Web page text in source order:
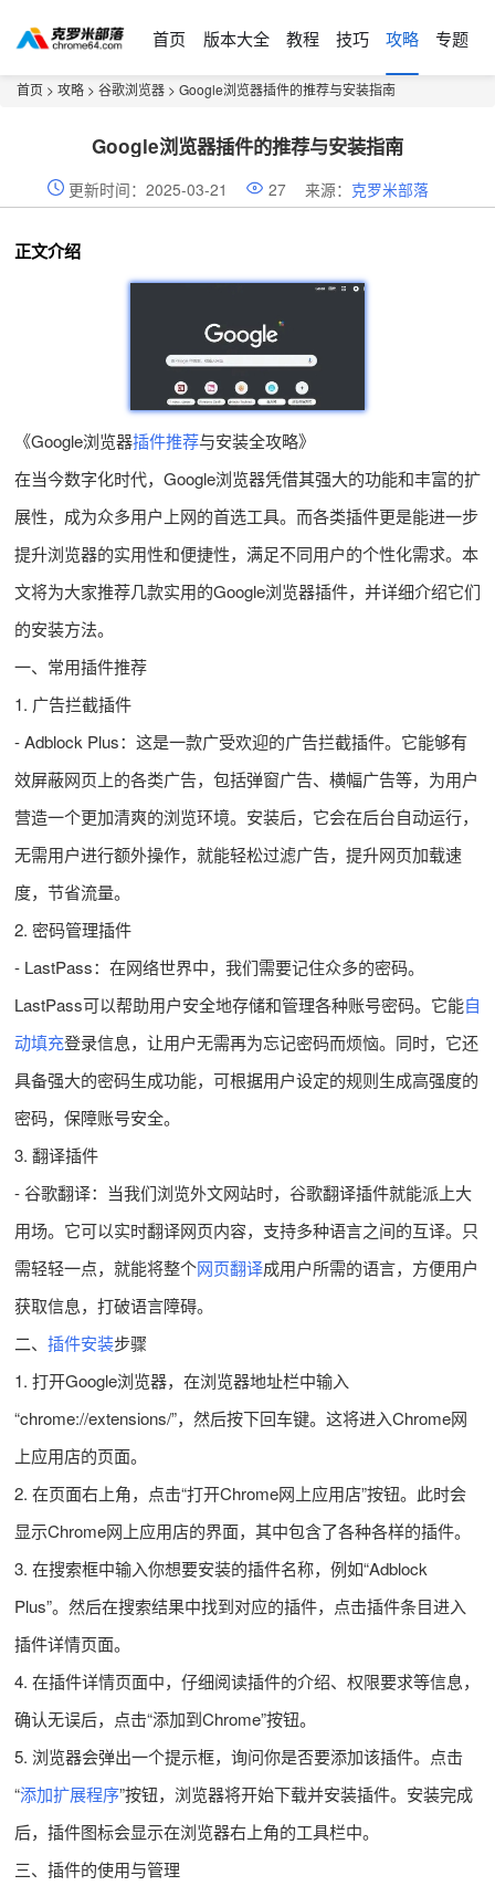
首页 版本大全 教程 技巧 攻略 专题
首页 > 攻略 > 谷歌浏览器 > Google浏览器插件的推荐与安装指南
Google浏览器插件的推荐与安装指南
更新时间：2025-03-21 27 来源： 克罗米部落
正文介绍
《Google浏览器插件推荐与安装全攻略》
在当今数字化时代，Google浏览器凭借其强大的功能和丰富的扩
展性，成为众多用户上网的首选工具。而各类插件更是能进一步
提升浏览器的实用性和便捷性，满足不同用户的个性化需求。本
文将为大家推荐几款实用的Google浏览器插件，并详细介绍它们
的安装方法。
一、常用插件推荐
1. 广告拦截插件
- Adblock Plus：这是一款广受欢迎的广告拦截插件。它能够有
效屏蔽网页上的各类广告，包括弹窗广告、横幅广告等，为用户
营造一个更加清爽的浏览环境。安装后，它会在后台自动运行，
无需用户进行额外操作，就能轻松过滤广告，提升网页加载速
度，节省流量。
2. 密码管理插件
- LastPass：在网络世界中，我们需要记住众多的密码。
LastPass可以帮助用户安全地存储和管理各种账号密码。它能自
动填充登录信息，让用户无需再为忘记密码而烦恼。同时，它还
具备强大的密码生成功能，可根据用户设定的规则生成高强度的
密码，保障账号安全。
3. 翻译插件
- 谷歌翻译：当我们浏览外文网站时，谷歌翻译插件就能派上大
用场。它可以实时翻译网页内容，支持多种语言之间的互译。只
需轻轻一点，就能将整个网页翻译成用户所需的语言，方便用户
获取信息，打破语言障碍。
二、 插件安装步骤
1. 打开Google浏览器，在浏览器地址栏中输入
“chrome://extensions/”，然后按下回车键。这将进入Chrome网
上应用店的页面。
2. 在页面右上角，点击“打开Chrome网上应用店”按钮。此时会
显示Chrome网上应用店的界面，其中包含了各种各样的插件。
3. 在搜索框中输入你想要安装的插件名称，例如“Adblock
Plus”。然后在搜索结果中找到对应的插件，点击插件条目进入
插件详情页面。
4. 在插件详情页面中，仔细阅读插件的介绍、权限要求等信息，
确认无误后，点击“添加到Chrome”按钮。
5. 浏览器会弹出一个提示框，询问你是否要添加该插件。点击
“添加扩展程序”按钮，浏览器将开始下载并安装插件。安装完成
后，插件图标会显示在浏览器右上角的工具栏中。
三、插件的使用与管理